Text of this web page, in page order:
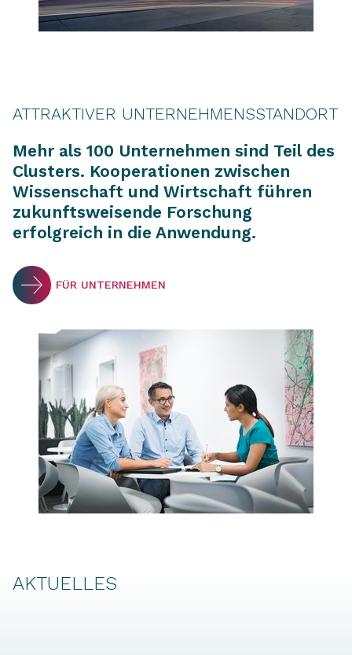
ATTRAKTIVER UNTERNEHMENSSTANDORT
Mehr als 100 Unternehmen sind Teil des
Clusters. Kooperationen zwischen
Wissenschaft und Wirtschaft führen
zukunftsweisende Forschung
erfolgreich in die Anwendung.
FÜR UNTERNEHMEN
AKTUELLES